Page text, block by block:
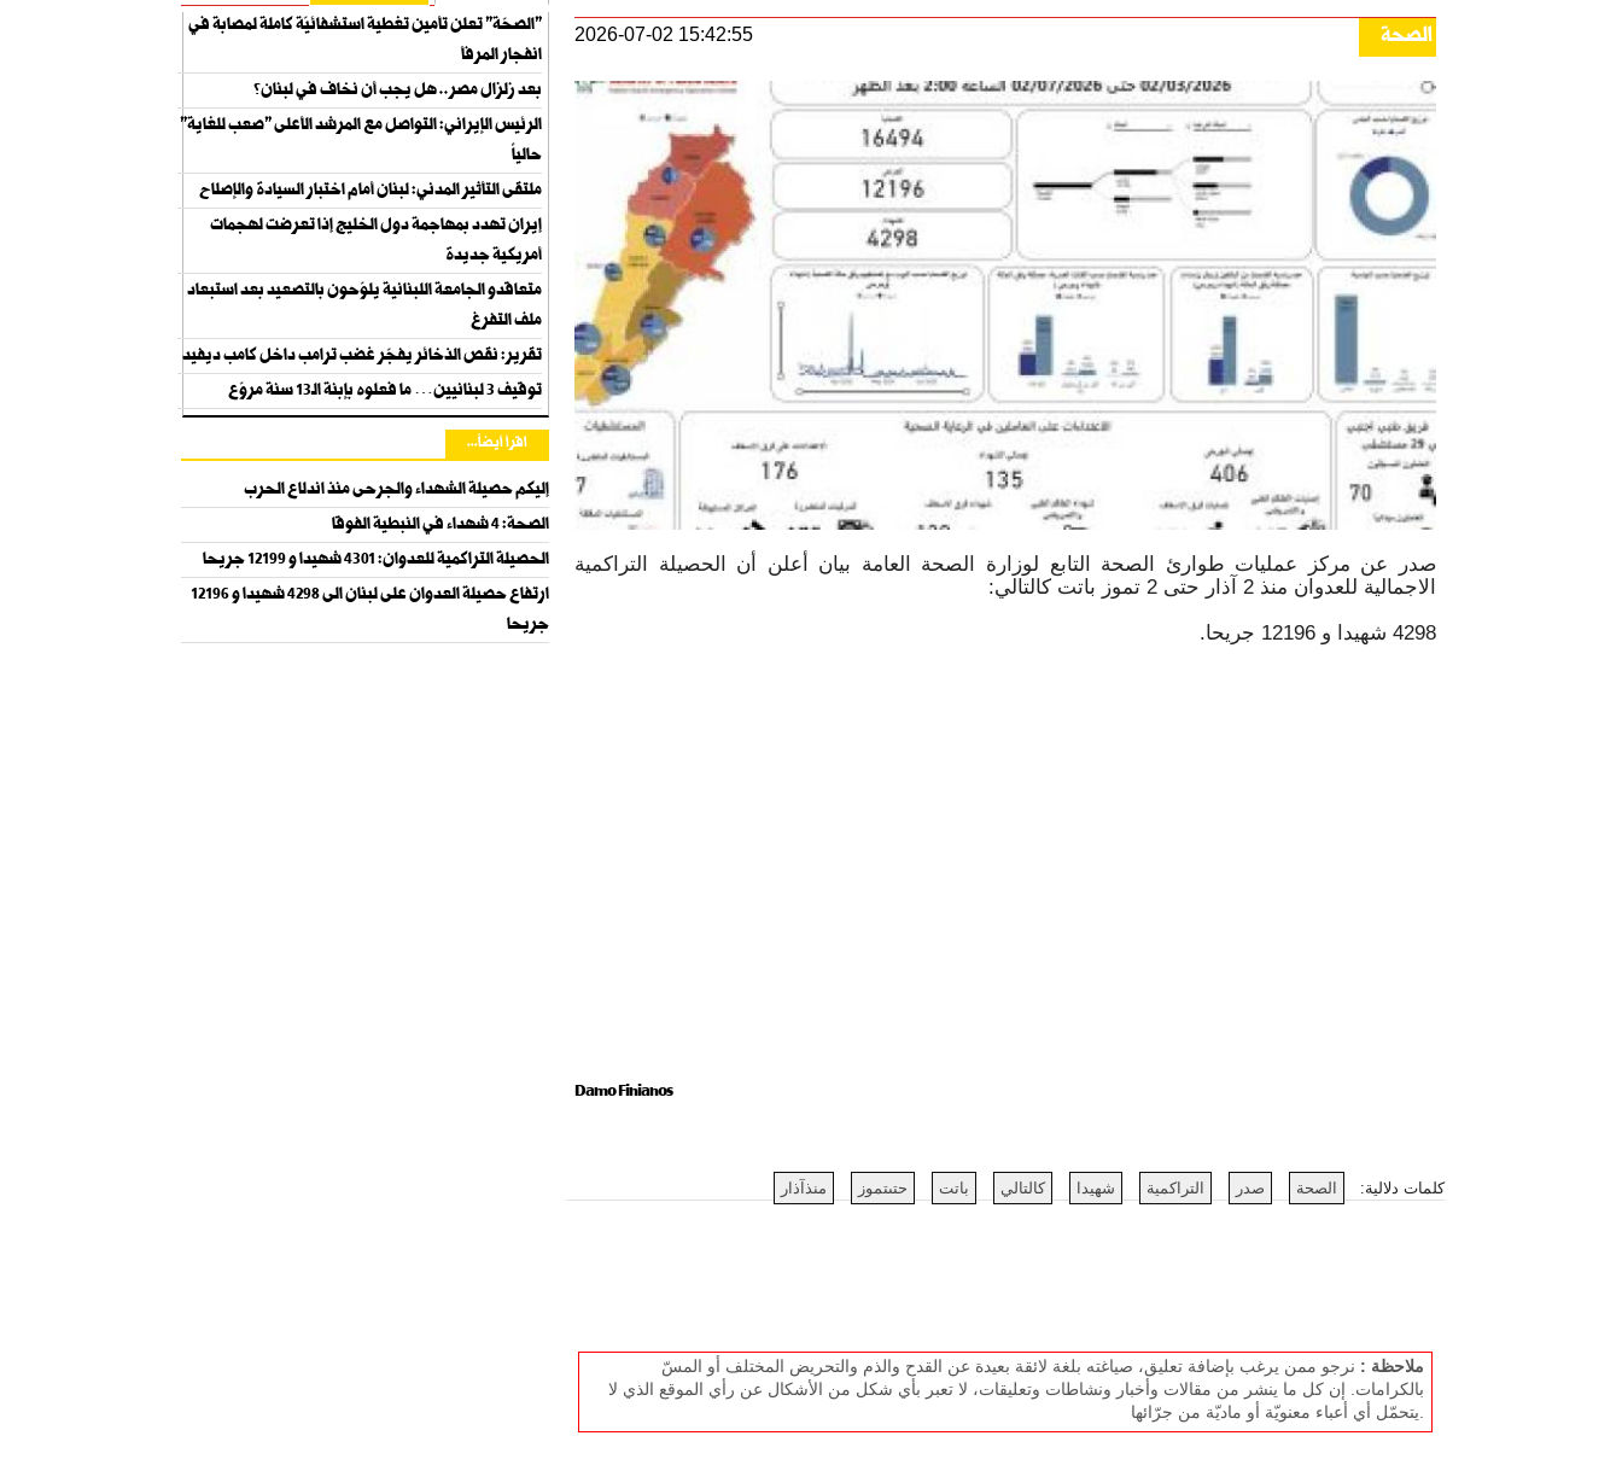
الصحة 2026-07-02 15:42:55
صدر عن مركز عمليات طوارئ الصحة التابع لوزارة الصحة العامة بيان أعلن أن الحصيلة التراكمية
الاجمالية للعدوان منذ 2 آذار حتى 2 تموز باتت كالتالي:
4298 شهيدا و 12196 جريحا.
Damo Finianos
كلمات دلالية: الصحة صدر التراكمية شهيدا كالتالي باتت حتىتموز منذآذار
ملاحظة : نرجو ممن يرغب بإضافة تعليق، صياغته بلغة لائقة بعيدة عن القدح والذم والتحريض المختلف أو المسّ
بالكرامات. إن كل ما ينشر من مقالات وأخبار ونشاطات وتعليقات، لا تعبر بأي شكل من الأشكال عن رأي الموقع الذي لا
"الصحّة" تعلن تأمين تغطية استشفائيّة كاملة لمصابة في
انفجار المرفأ
بعد زلزال مصر.. هل يجب أن نخاف في لبنان؟
الرئيس الإيراني: التواصل مع المرشد الأعلى "صعب للغاية"
حالياً
ملتقى التأثير المدني: لبنان أمام اختبار السيادة والإصلاح
إيران تهدد بمهاجمة دول الخليج إذا تعرضت لهجمات
أمريكية جديدة
متعاقدو الجامعة اللبنانية يلوّحون بالتصعيد بعد استبعاد
ملف التفرغ
تقرير: نقص الذخائر يفجّر غضب ترامب داخل كامب ديفيد
توقيف 3 لبنانيين… ما فعلوه بإبنة الـ13 سنة مروّع
اقرأ أيضاً...
إليكم حصيلة الشهداء والجرحى منذ اندلاع الحرب
الصحة: 4 شهداء في النبطية الفوقا
الحصيلة التراكمية للعدوان: 4301 شهيدا و 12199 جريحا
ارتفاع حصيلة العدوان على لبنان الى 4298 شهيدا و 12196
جريحا